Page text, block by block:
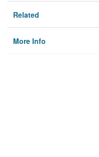
Related
More Info